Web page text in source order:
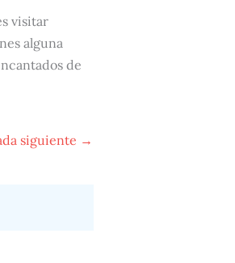
visitar
alguna
de
siguiente →